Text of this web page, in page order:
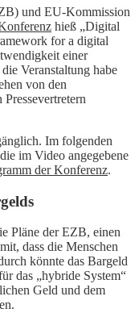
und EU-Kommission
hieß „Digital
for a digital
einer
Veranstaltung habe
von den
Im folgenden
im Video angegebene
der Konferenz.
Pläne der EZB, einen
dass die Menschen
könnte das Bargeld
das „hybride System“
Geld und dem